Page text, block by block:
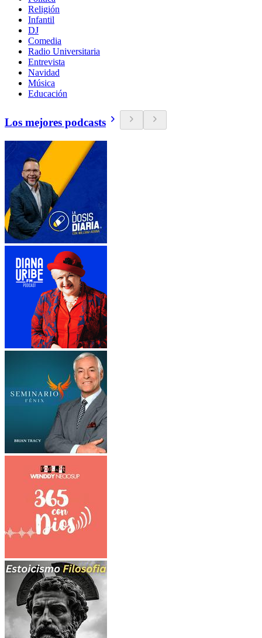
Religión
Infantil
DJ
Comedia
Radio Universitaria
Entrevista
Navidad
Música
Educación
Los mejores podcasts